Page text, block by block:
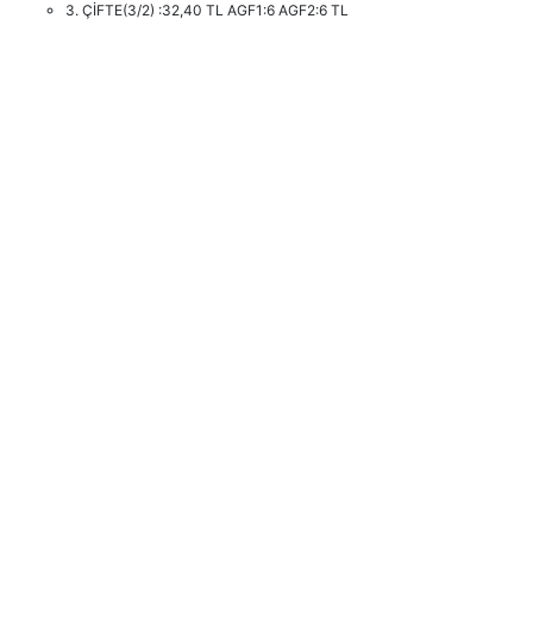
3. ÇİFTE(3/2) :32,40 TL AGF1:6 AGF2:6 TL